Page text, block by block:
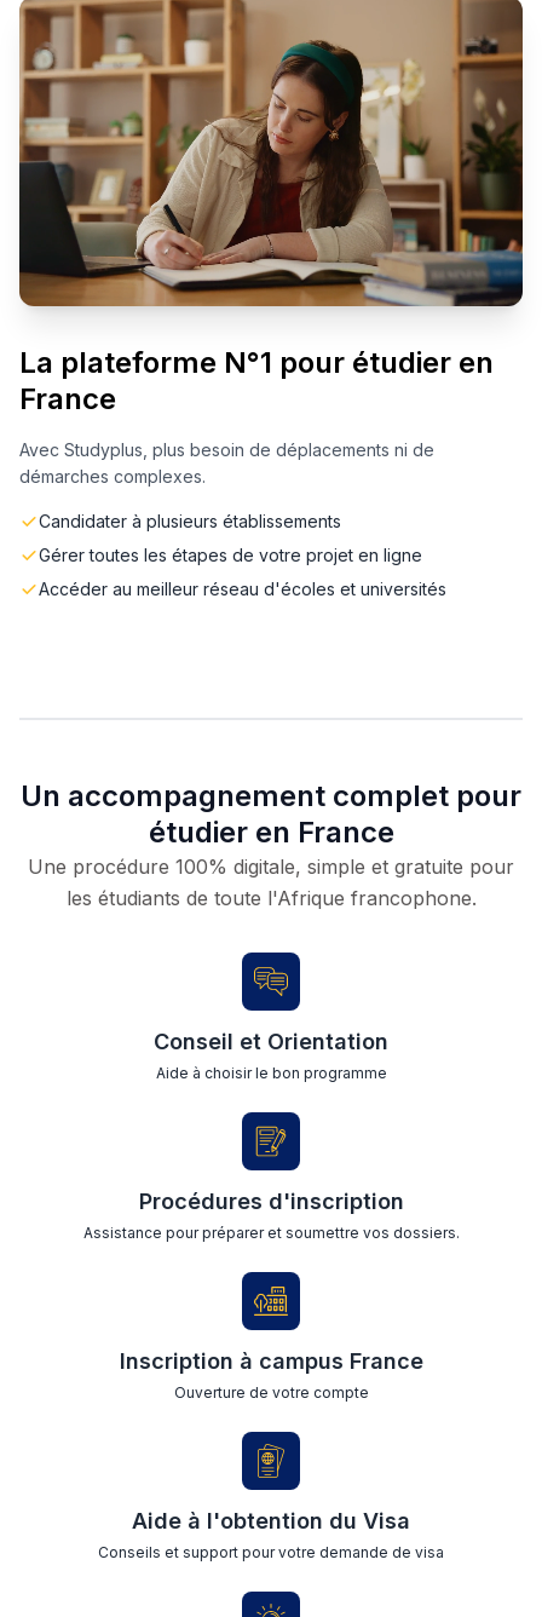
La plateforme N°1 pour étudier en
France
Avec Studyplus, plus besoin de déplacements ni de
démarches complexes.
Candidater à plusieurs établissements
Gérer toutes les étapes de votre projet en ligne
Accéder au meilleur réseau d'écoles et universités
Un accompagnement complet pour
étudier en France
Une procédure 100% digitale, simple et gratuite pour
les étudiants de toute l'Afrique francophone.
Conseil et Orientation
Aide à choisir le bon programme
Procédures d'inscription
Assistance pour préparer et soumettre vos dossiers.
Inscription à campus France
Ouverture de votre compte
Aide à l'obtention du Visa
Conseils et support pour votre demande de visa